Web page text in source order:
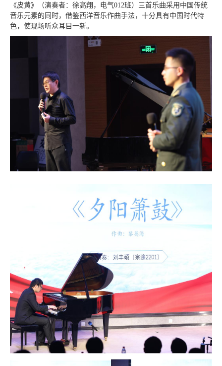
《皮黄》（演奏者：徐高翔，电气012班）三首乐曲采用中国传统
音乐元素的同时，借鉴西洋音乐作曲手法，十分具有中国时代特
色，使现场听众耳目一新。